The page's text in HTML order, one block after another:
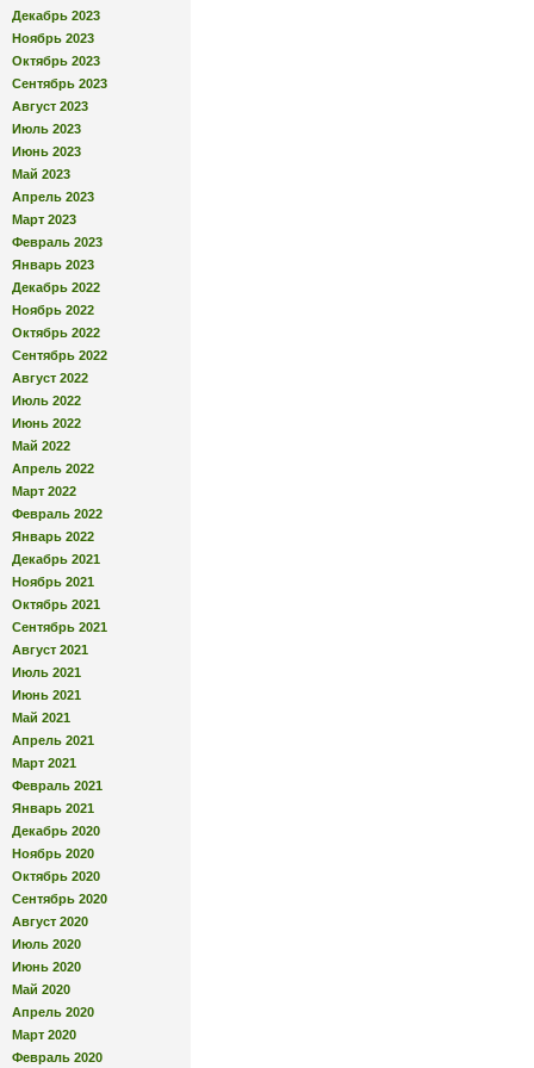
Декабрь 2023
Ноябрь 2023
Октябрь 2023
Сентябрь 2023
Август 2023
Июль 2023
Июнь 2023
Май 2023
Апрель 2023
Март 2023
Февраль 2023
Январь 2023
Декабрь 2022
Ноябрь 2022
Октябрь 2022
Сентябрь 2022
Август 2022
Июль 2022
Июнь 2022
Май 2022
Апрель 2022
Март 2022
Февраль 2022
Январь 2022
Декабрь 2021
Ноябрь 2021
Октябрь 2021
Сентябрь 2021
Август 2021
Июль 2021
Июнь 2021
Май 2021
Апрель 2021
Март 2021
Февраль 2021
Январь 2021
Декабрь 2020
Ноябрь 2020
Октябрь 2020
Сентябрь 2020
Август 2020
Июль 2020
Июнь 2020
Май 2020
Апрель 2020
Март 2020
Февраль 2020